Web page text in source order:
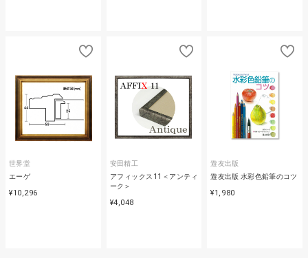
世界堂
エーゲ
¥10,296
安田精工
アフィックス11＜アンティ
ーク＞
¥4,048
遊友出版
遊友出版 水彩色鉛筆のコツ
¥1,980